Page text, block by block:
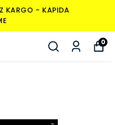
KARGO - KAPIDA
0